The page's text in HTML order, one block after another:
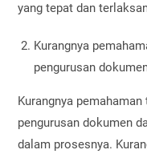
yang tepat dan
Kurangnya
pengurusan
Kurangnya
pengurusan dokumen
dalam prosesnya.